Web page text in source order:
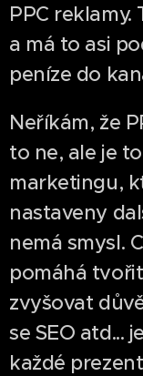
PPC
a má to asi
peníze do
Neříkám, že
to ne, ale je
marketingu,
nastaveny
nemá smysl.
pomáhá
zvyšovat
se SEO atd...
každé